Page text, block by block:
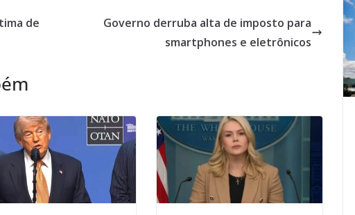
de
Governo derruba alta de imposto para
smartphones e eletrônicos